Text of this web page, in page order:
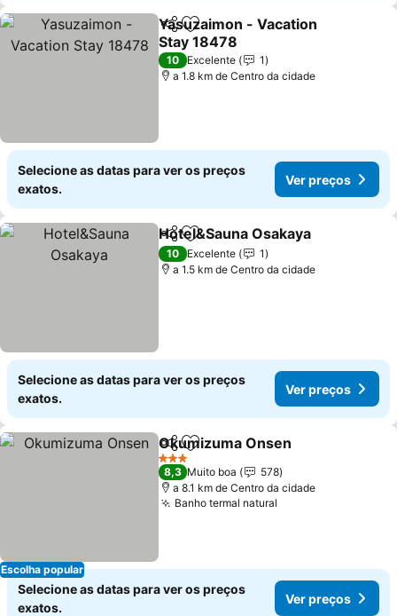
PartilharAdicionar aos favoritos
Yasuzaimon - Vacation
Stay 18478
Ver preços
10 Excelente
1
a 1.8 km de Centro da cidade
Selecione as datas para ver os preços
exatos.
Ver preços
PartilharAdicionar aos favoritos
Hotel&Sauna Osakaya
10 Excelente
1
a 1.5 km de Centro da cidade
Selecione as datas para ver os preços
exatos.
Ver preços
Escolha popular
PartilharAdicionar aos favoritos
Okumizuma Onsen
3 Estrelas
8,3 Muito boa
578
a 8.1 km de Centro da cidade
Banho termal natural
Selecione as datas para ver os preços
exatos.
Ver preços